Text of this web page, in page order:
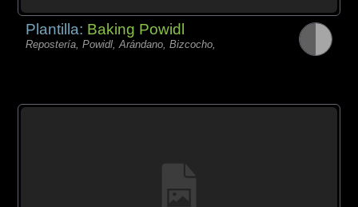
Plantilla: Baking Powidl
Repostería, Powidl, Arándano, Bizcocho,